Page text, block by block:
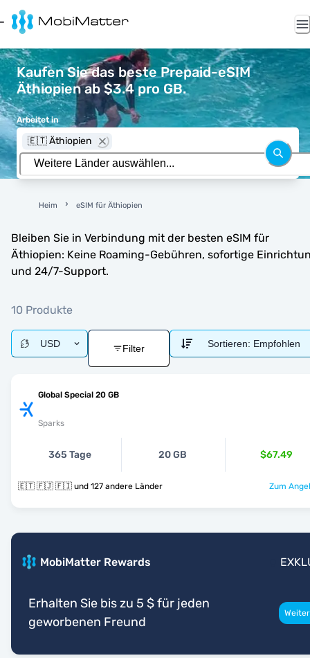
Kaufen Sie das beste Prepaid-eSIM
Äthiopien ab $3.4 pro GB.
Arbeitet in
🇪🇹 Äthiopien
Heim eSIM für Äthiopien
Bleiben Sie in Verbindung mit der besten eSIM für
Äthiopien: Keine Roaming-Gebühren, sofortige
und 24/7-Support.
10 Produkte
USD Filter Sortieren: Empfohlen
Global Special 20 GB
Sparks
365 Tage 20 GB $67.49
🇪🇹 🇫🇯 🇫🇮 und 127 andere Länder Zum
MobiMatter Rewards
Erhalten Sie bis zu 5 $ für jeden
geworbenen Freund